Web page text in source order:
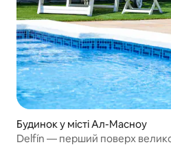
Будинок у місті Ал-Масноу
Delfín — перший поверх